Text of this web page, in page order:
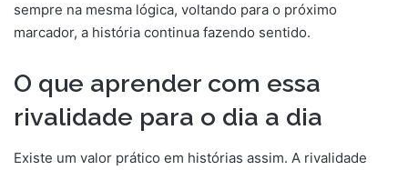
sempre na mesma lógica, voltando para o próximo
marcador, a história continua fazendo sentido.
O que aprender com essa
rivalidade para o dia a dia
Existe um valor prático em histórias assim. A rivalidade